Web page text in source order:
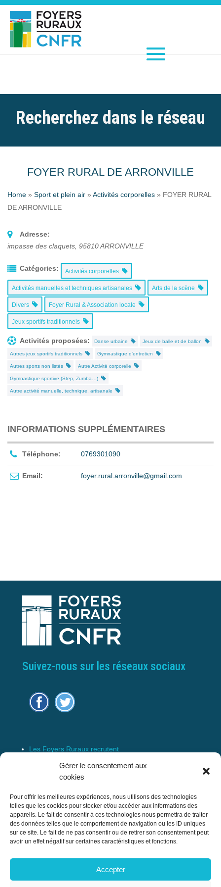
Gérer le consentement aux
cookies
Pour offrir les meilleures expériences, nous utilisons des technologies
telles que les cookies pour stocker et/ou accéder aux informations des
appareils. Le fait de consentir à ces technologies nous permettra de traiter
des données telles que le comportement de navigation ou les ID uniques
sur ce site. Le fait de ne pas consentir ou de retirer son consentement peut
avoir un effet négatif sur certaines caractéristiques et fonctions.
Accepter
Recherchez dans le réseau
FOYER RURAL DE ARRONVILLE
Home » Sport et plein air » Activités corporelles » FOYER RURAL
DE ARRONVILLE
Adresse:
impasse des claquets 95810ARRONVILLE
Catégories: Activités corporelles
Activités manuelles et techniques artisanales Arts de la scène
Divers Foyer Rural & Association locale
Jeux sportifs traditionnels
Activités proposées: Danse urbaine Jeux de balle et de ballon
Autres jeux sportifs traditionnels Gymnastique d'entretien
Autres sports non listés Autre Activité corporelle
Gymnastique sportive (Step, Zumba…)
Autre activité manuelle, technique, artisanale
INFORMATIONS SUPPLÉMENTAIRES
Téléphone: 0769301090
Email: foyer.rural.arronville@gmail.com
Suivez-nous sur les réseaux sociaux
Les Foyers Ruraux recrutent
Connexion
Espace Membre
Confédération Nationale des Foyers Ruraux
& Associations de développement et
17 rue Navoiseau – 93100 MONTREUIL